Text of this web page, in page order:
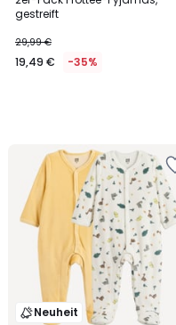
gestreift
29,99 €
19,49 € -35%
Neuheit